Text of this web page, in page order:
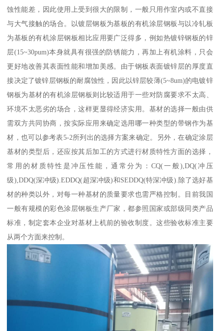
蚀性能差，因此使用上受到很大的限制，一般只用作室内或不直接
与大气接触的场合。以镀层钢板为基板的有机涂层钢板与以冷轧板
为基板的有机涂层钢板相比应用要广泛得多，例如热镀锌钢板的锌
层(15~30pum)本身就具有很强的防锈能力，再加上有机涂料，只会
更好地改善其表面性能和增加美感。由于钢板表面镀锌层的厚度直
接决定了镀锌层钢板的耐腐蚀性，因此以锌层较薄(5~8um)的电镀锌
钢板为基材的有机涂层钢板则比较适用于一些对防腐要求不太高、
环境不太恶劣的场合，这样更显得经济实用。基材的选择一般由供
需双方共同协商，按实际应用来确定选用哪一种类型的带钢作为基
材，也可以参考表5-2所列出的选择方案来确定。另外，在确定涂层
基材的类型后，还应按其后加工的方式进行材质特性方面的选择，
常用的材质特性是冲压性能，通常分为：CQ(一般),DQ(冲压
级),DDQ(深冲级).EDDQ(超深冲级)和SEDDQ(特深冲级).除了选好基
材的种类以外，对每一种基材的质量要求也需严格控制。目前我国
一般有规模的彩色涂层钢板生产厂家，都参照国家或部级同类产品
标准，制定套本企业对基材上机前的验收制度。这些验收标准主要
从两个方面来控制。